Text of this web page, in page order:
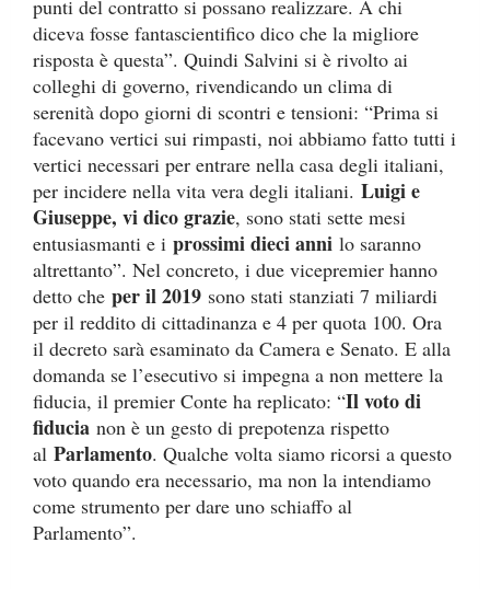
punti del contratto si possano realizzare. A chi
diceva fosse fantascientifico dico che la migliore
risposta è questa”. Quindi Salvini si è rivolto ai
colleghi di governo, rivendicando un clima di
serenità dopo giorni di scontri e tensioni: “Prima si
facevano vertici sui rimpasti, noi abbiamo fatto tutti i
vertici necessari per entrare nella casa degli italiani,
per incidere nella vita vera degli italiani. Luigi e
Giuseppe, vi dico grazie, sono stati sette mesi
entusiasmanti e i prossimi dieci anni lo saranno
altrettanto”. Nel concreto, i due vicepremier hanno
detto che per il 2019 sono stati stanziati 7 miliardi
per il reddito di cittadinanza e 4 per quota 100. Ora
il decreto sarà esaminato da Camera e Senato. E alla
domanda se l’esecutivo si impegna a non mettere la
fiducia, il premier Conte ha replicato: “Il voto di
fiducia non è un gesto di prepotenza rispetto
al Parlamento. Qualche volta siamo ricorsi a questo
voto quando era necessario, ma non la intendiamo
come strumento per dare uno schiaffo al
Parlamento”.